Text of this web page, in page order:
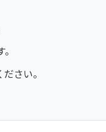
ださい。